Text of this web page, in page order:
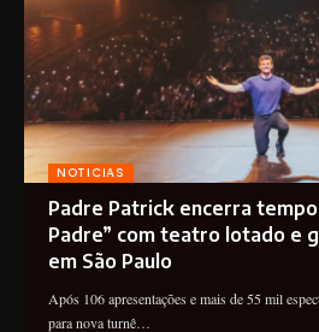
NOTICIAS
Padre Patrick encerra
Padre” com teatro lotado e
em São Paulo
Após 106 apresentações e mais de 55 mil
para nova turnê…